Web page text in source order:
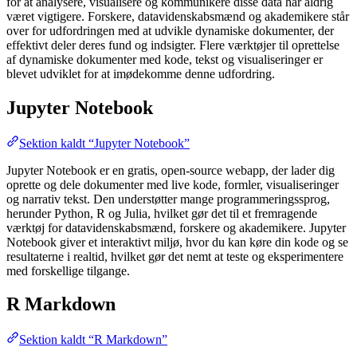
været vigtigere. Forskere, datavidenskabsmænd og akademikere står
over for udfordringen med at udvikle dynamiske dokumenter, der
effektivt deler deres fund og indsigter. Flere værktøjer til oprettelse
af dynamiske dokumenter med kode, tekst og visualiseringer er
blevet udviklet for at imødekomme denne udfordring.
Jupyter Notebook
Sektion kaldt “Jupyter Notebook”
Jupyter Notebook er en gratis, open-source webapp, der lader dig
oprette og dele dokumenter med live kode, formler, visualiseringer
og narrativ tekst. Den understøtter mange programmeringssprog,
herunder Python, R og Julia, hvilket gør det til et fremragende
værktøj for datavidenskabsmænd, forskere og akademikere. Jupyter
Notebook giver et interaktivt miljø, hvor du kan køre din kode og se
resultaterne i realtid, hvilket gør det nemt at teste og eksperimentere
med forskellige tilgange.
R Markdown
Sektion kaldt “R Markdown”